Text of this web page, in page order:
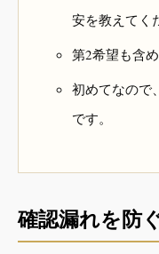
安を教えてく
第2希望も含
初めてなので
です。
確認漏れを防